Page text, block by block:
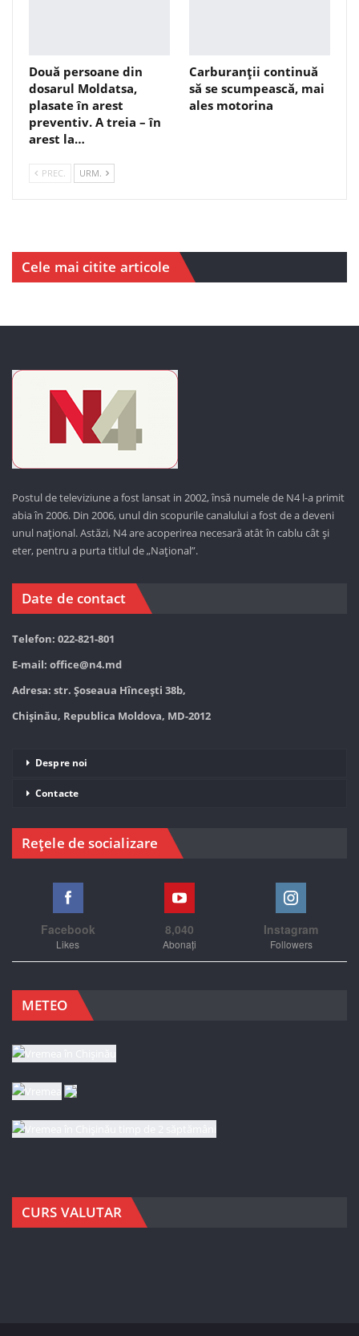
Două persoane din
dosarul Moldatsa,
plasate în arest
preventiv. A treia – în
arest la…
Carburanții continuă
să se scumpească, mai
ales motorina
PREC. URM.
Cele mai citite articole
Postul de televiziune a fost lansat in 2002, însă numele de N4 l-a primit
abia în 2006. Din 2006, unul din scopurile canalului a fost de a deveni
unul național. Astăzi, N4 are acoperirea necesară atât în cablu cât și
eter, pentru a purta titlul de „Național”.
Date de contact
Telefon: 022-821-801
E-mail: office@n4.md
Adresa: str. Șoseaua Hînceşti 38b,
Chișinău, Republica Moldova, MD-2012
Despre noi
Contacte
Rețele de socializare
Facebook
Likes
8,040
Abonați
Instagram
Followers
METEO
CURS VALUTAR